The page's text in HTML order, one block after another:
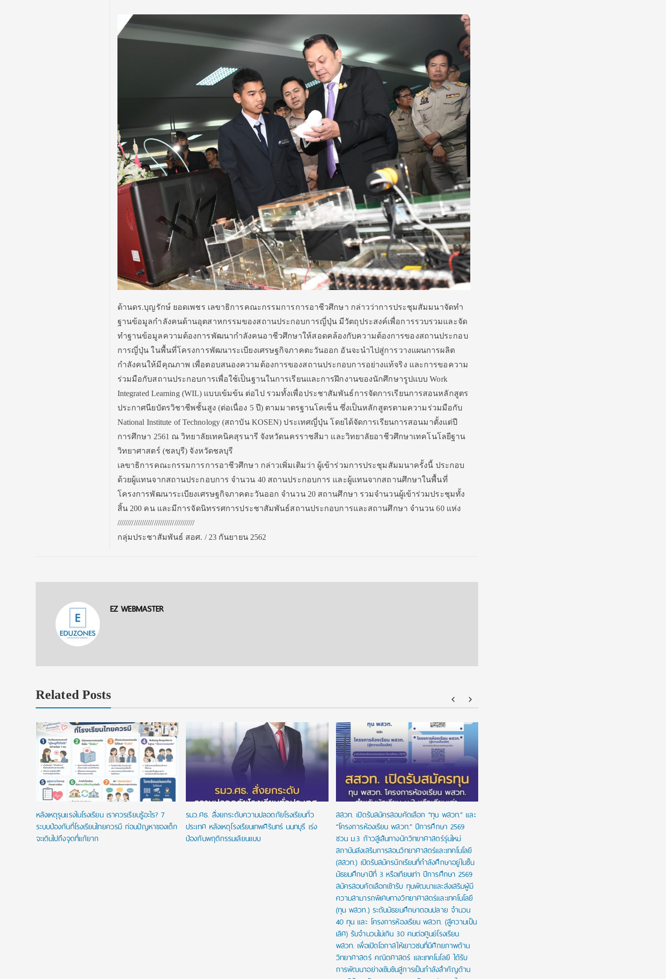
ด้านดร.บุญรักษ์ ยอดเพชร เลขาธิการคณะกรรมการการอาชีวศึกษา กล่าวว่าการประชุมสัมมนาจัดทำ
ฐานข้อมูลกำลังคนด้านอุตสาหกรรมของสถานประกอบการญี่ปุ่น มีวัตถุประสงค์เพื่อการรวบรวมและจัด
ทำฐานข้อมูลความต้องการพัฒนากำลังคนอาชีวศึกษาให้สอดคล้องกับความต้องการของสถานประกอบ
การญี่ปุ่น ในพื้นที่โครงการพัฒนาระเบียงเศรษฐกิจภาคตะวันออก อันจะนำไปสู่การวางแผนการผลิต
กำลังคนให้มีคุณภาพ เพื่อตอบสนองความต้องการของสถานประกอบการอย่างแท้จริง และการขอความ
ร่วมมือกับสถานประกอบการเพื่อใช้เป็นฐานในการเรียนและการฝึกงานของนักศึกษารูปแบบ Work
Integrated Learning (WIL) แบบเข้มข้น ต่อไป รวมทั้งเพื่อประชาสัมพันธ์การจัดการเรียนการสอนหลักสูตร
ประกาศนียบัตรวิชาชีพชั้นสูง (ต่อเนื่อง 5 ปี) ตามมาตรฐานโคเซ็น ซึ่งเป็นหลักสูตรตามความร่วมมือกับ
National Institute of Technology (สถาบัน KOSEN) ประเทศญี่ปุ่น โดยได้จัดการเรียนการสอนมาตั้งแต่ปี
การศึกษา 2561 ณ วิทยาลัยเทคนิคสุรนารี จังหวัดนครราชสีมา และวิทยาลัยอาชีวศึกษาเทคโนโลยีฐาน
วิทยาศาสตร์ (ชลบุรี) จังหวัดชลบุรี
เลขาธิการคณะกรรมการการอาชีวศึกษา กล่าวเพิ่มเติมว่า ผู้เข้าร่วมการประชุมสัมมนาครั้งนี้ ประกอบ
ด้วยผู้แทนจากสถานประกอบการ จำนวน 40 สถานประกอบการ และผู้แทนจากสถานศึกษาในพื้นที่
โครงการพัฒนาระเบียงเศรษฐกิจภาคตะวันออก จำนวน 20 สถานศึกษา รวมจำนวนผู้เข้าร่วมประชุมทั้ง
สิ้น 200 คน และมีการจัดนิทรรศการประชาสัมพันธ์สถานประกอบการและสถานศึกษา จำนวน 60 แห่ง
//////////////////////////////////////
กลุ่มประชาสัมพันธ์ สอศ. / 23 กันยายน 2562
EZ WEBMASTER
Related Posts
หลังเหตุรุนแรงในโรงเรียน เราควรเรียนรู้อะไร? 7
ระบบป้องกันที่โรงเรียนไทยควรมี ก่อนปัญหาของเด็ก
จะเดินไปถึงจุดที่แก้ยาก
รมว.ศธ. สั่งยกระดับความปลอดภัยโรงเรียนทั่ว
ประเทศ หลังเหตุโรงเรียนเทพศิรินทร์ นนทบุรี เร่ง
ป้องกันพฤติกรรมเลียนแบบ
สสวท. เปิดรับสมัครสอบคัดเลือก “ทุน พสวท.” และ
“โครงการห้องเรียน พสวท.” ปีการศึกษา 2569
ชวน ม.3 ก้าวสู่เส้นทางนักวิทยาศาสตร์รุ่นใหม่
สถาบันส่งเสริมการสอนวิทยาศาสตร์และเทคโนโลยี
(สสวท.) เปิดรับสมัครนักเรียนที่กำลังศึกษาอยู่ในชั้น
มัธยมศึกษาปีที่ 3 หรือเทียบเท่า ปีการศึกษา 2569
สมัครสอบคัดเลือกเข้ารับ ทุนพัฒนาและส่งเสริมผู้มี
ความสามารถพิเศษทางวิทยาศาสตร์และเทคโนโลยี
(ทุน พสวท.) ระดับมัธยมศึกษาตอนปลาย จำนวน
40 ทุน และ โครงการห้องเรียน พสวท. (สู่ความเป็น
เลิศ) รับจำนวนไม่เกิน 30 คนต่อศูนย์โรงเรียน
พสวท. เพื่อเปิดโอกาสให้เยาวชนที่มีศักยภาพด้าน
วิทยาศาสตร์ คณิตศาสตร์ และเทคโนโลยี ได้รับ
การพัฒนาอย่างเข้มข้นสู่การเป็นกำลังสำคัญด้าน